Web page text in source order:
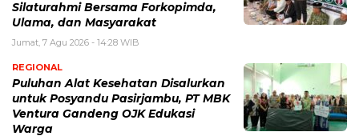
Silaturahmi Bersama Forkopimda,
Ulama, dan Masyarakat
Jumat, 7 Agu 2026 - 14:28 WIB
REGIONAL
Puluhan Alat Kesehatan Disalurkan
untuk Posyandu Pasirjambu, PT MBK
Ventura Gandeng OJK Edukasi
Warga